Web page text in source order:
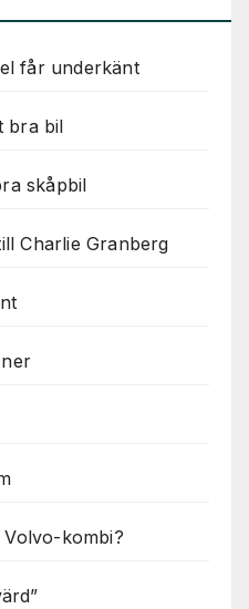
får underkänt
bra bil
skåpbil
Charlie Granberg
kombi?